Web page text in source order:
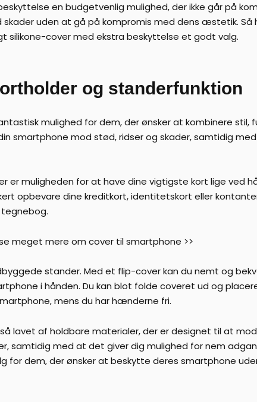
en budgetvenlig mulighed, der ikke går på
uden at gå på kompromis med dens æstetik. Så
silikone-cover med ekstra beskyttelse et godt valg.
og standerfunktion
mulighed for dem, der ønsker at kombinere stil,
smartphone mod stød, ridser og skader, samtidig
muligheden for at have dine vigtigste kort lige ved
opbevare dine kreditkort, identitetskort eller
meget mere om cover til smartphone >>
stander. Med et flip-cover kan du nemt og
i hånden. Du kan blot folde coveret ud og
mens du har hænderne fri.
lavet af holdbare materialer, der er designet til at
samtidig med at det giver dig mulighed for nem
for dem, der ønsker at beskytte deres smartphone